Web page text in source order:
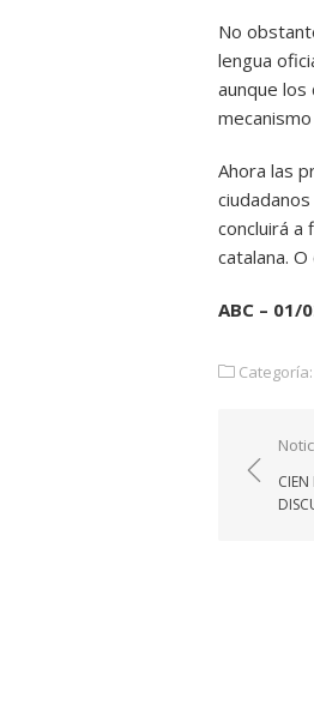
No
lengua
aunque los
Ahora las
concluirá a
catalana.
ABC – 01/
Categoría:
de